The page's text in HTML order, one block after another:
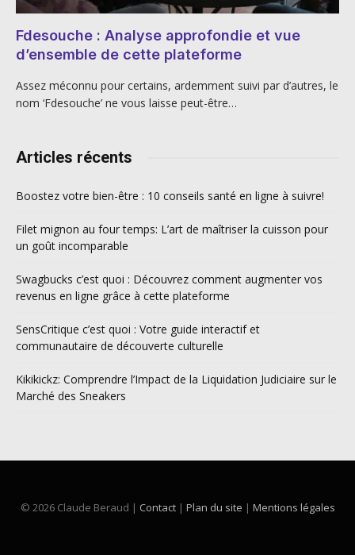
Fdesouche : Analyse approfondie et vue
d’ensemble de cette plateforme
Assez méconnu pour certains, ardemment suivi par d’autres, le
nom ‘Fdesouche’ ne vous laisse peut-être…
Articles récents
Boostez votre bien-être : 10 conseils santé en ligne à suivre!
Filet mignon au four temps: L’art de maîtriser la cuisson pour
un goût incomparable
Swagbucks c’est quoi : Découvrez comment augmenter vos
revenus en ligne grâce à cette plateforme
SensCritique c’est quoi : Votre guide interactif et
communautaire de découverte culturelle
Kikikickz: Comprendre l’Impact de la Liquidation Judiciaire sur le
Marché des Sneakers
© 2026 Claude Beraud | Contact| Plan du site | Mentions légales